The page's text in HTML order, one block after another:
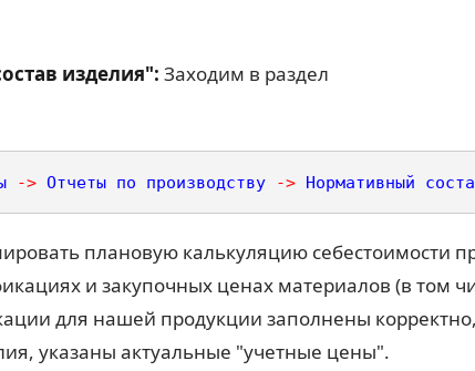
изделия": Заходим в раздел
-> Отчеты по производству -> Нормативный
плановую калькуляцию себестоимости
и закупочных ценах материалов (в том
для нашей продукции заполнены
указаны актуальные "учетные цены".